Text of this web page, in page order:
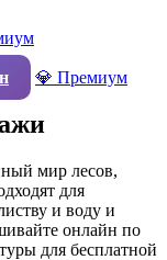
💎 Премиум
мир лесов,
для
и воду и
онлайн по
для бесплатной